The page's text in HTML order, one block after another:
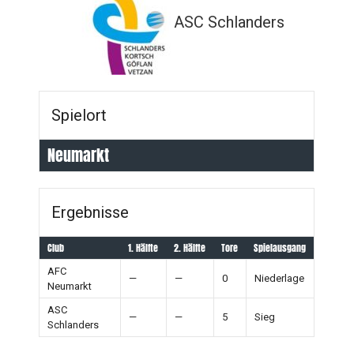
ASC Schlanders
Spielort
Neumarkt
Ergebnisse
Club 1. Hälfte 2. Hälfte Tore Spielausgang
AFC
Neumarkt
— — 0 Niederlage
ASC
Schlanders
— — 5 Sieg